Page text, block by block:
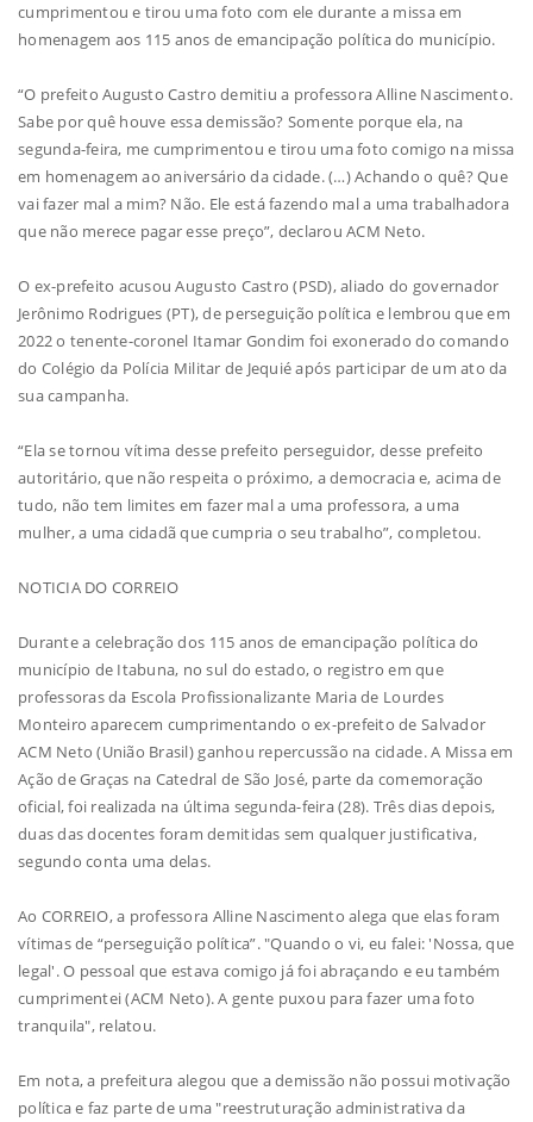
cumprimentou e tirou uma foto com ele durante a missa em
homenagem aos 115 anos de emancipação política do município.
“O prefeito Augusto Castro demitiu a professora Alline Nascimento.
Sabe por quê houve essa demissão? Somente porque ela, na
segunda-feira, me cumprimentou e tirou uma foto comigo na missa
em homenagem ao aniversário da cidade. (…) Achando o quê? Que
vai fazer mal a mim? Não. Ele está fazendo mal a uma trabalhadora
que não merece pagar esse preço”, declarou ACM Neto.
O ex-prefeito acusou Augusto Castro (PSD), aliado do governador
Jerônimo Rodrigues (PT), de perseguição política e lembrou que em
2022 o tenente-coronel Itamar Gondim foi exonerado do comando
do Colégio da Polícia Militar de Jequié após participar de um ato da
sua campanha.
“Ela se tornou vítima desse prefeito perseguidor, desse prefeito
autoritário, que não respeita o próximo, a democracia e, acima de
tudo, não tem limites em fazer mal a uma professora, a uma
mulher, a uma cidadã que cumpria o seu trabalho”, completou.
NOTICIA DO CORREIO
Durante a celebração dos 115 anos de emancipação política do
município de Itabuna, no sul do estado, o registro em que
professoras da Escola Profissionalizante Maria de Lourdes
Monteiro aparecem cumprimentando o ex-prefeito de Salvador
ACM Neto (União Brasil) ganhou repercussão na cidade. A Missa em
Ação de Graças na Catedral de São José, parte da comemoração
oficial, foi realizada na última segunda-feira (28). Três dias depois,
duas das docentes foram demitidas sem qualquer justificativa,
segundo conta uma delas.
Ao CORREIO, a professora Alline Nascimento alega que elas foram
vítimas de “perseguição política”. "Quando o vi, eu falei: 'Nossa, que
legal'. O pessoal que estava comigo já foi abraçando e eu também
cumprimentei (ACM Neto). A gente puxou para fazer uma foto
tranquila", relatou.
Em nota, a prefeitura alegou que a demissão não possui motivação
política e faz parte de uma "reestruturação administrativa da